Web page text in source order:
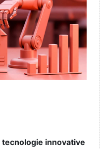
tecnologie innovative